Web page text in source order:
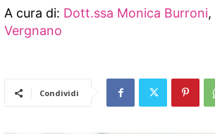
A cura di: Dott.ssa Monica Burroni,
Vergnano
Condividi